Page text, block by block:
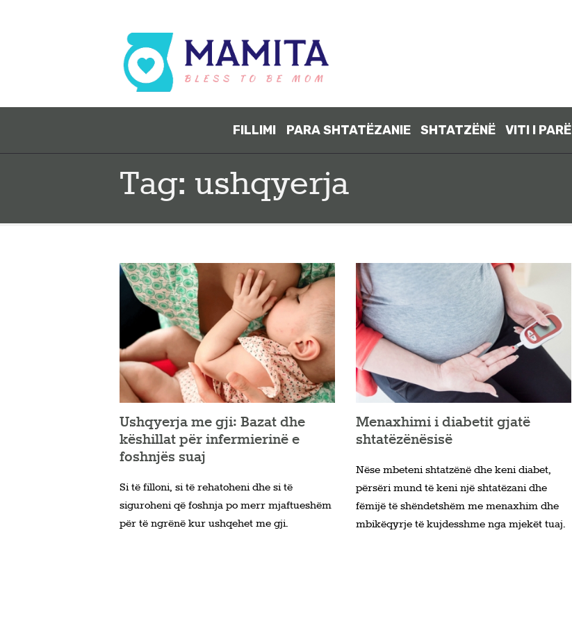
FILLIMI PARA SHTATËZANIE SHTATZËNË VITI I PARË
Tag: ushqyerja
SHTATËZANI
E
VITI I PARË
KONTAKT
Ushqyerja me gji: Bazat dhe
këshillat për infermierinë e
foshnjës suaj
Si të filloni, si të rehatoheni dhe si të
siguroheni që foshnja po merr mjaftueshëm
për të ngrënë kur ushqehet me gji.
Menaxhimi i diabetit gjatë
shtatëzënësisë
Nëse mbeteni shtatzënë dhe keni diabet,
përsëri mund të keni një shtatëzani dhe
fëmijë të shëndetshëm me menaxhim dhe
mbikëqyrje të kujdesshme nga mjekët tuaj.